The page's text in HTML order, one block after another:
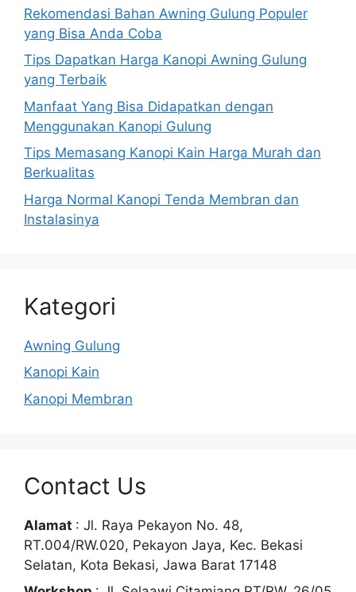
Rekomendasi Bahan Awning Gulung Populer
yang Bisa Anda Coba
Tips Dapatkan Harga Kanopi Awning Gulung
yang Terbaik
Manfaat Yang Bisa Didapatkan dengan
Menggunakan Kanopi Gulung
Tips Memasang Kanopi Kain Harga Murah dan
Berkualitas
Harga Normal Kanopi Tenda Membran dan
Instalasinya
Kategori
Awning Gulung
Kanopi Kain
Kanopi Membran
Contact Us
Alamat : Jl. Raya Pekayon No. 48,
RT.004/RW.020, Pekayon Jaya, Kec. Bekasi
Selatan, Kota Bekasi, Jawa Barat 17148